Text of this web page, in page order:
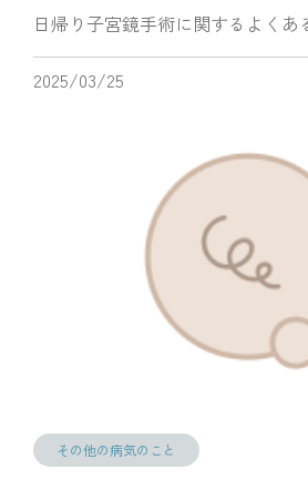
日帰り子宮鏡手術に関するよくあ
2025/03/25
その他の病気のこと